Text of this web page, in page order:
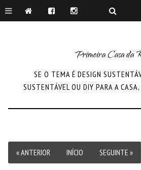
Primeira Casa da
SE O TEMA É DESIGN
SUSTENTÁVEL OU DIY PARA A
« ANTERIOR INÍCIO SEGUINTE »